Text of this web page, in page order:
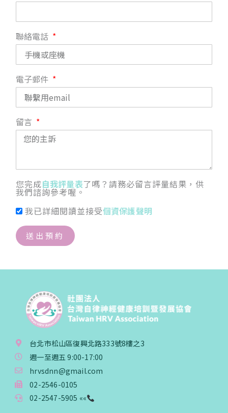
聯絡電話
電子郵件
留言
您完成自我評量表了嗎？請務必留言評量結果，供
我們諮詢參考喔。
我已詳細閱讀並接受個資保護聲明
送出預約
台北市松山區復興北路333號8樓之3
週一至週五 9:00-17:00
hrvsdnn@gmail.com
02-2546-0105
02-2547-5905 ««